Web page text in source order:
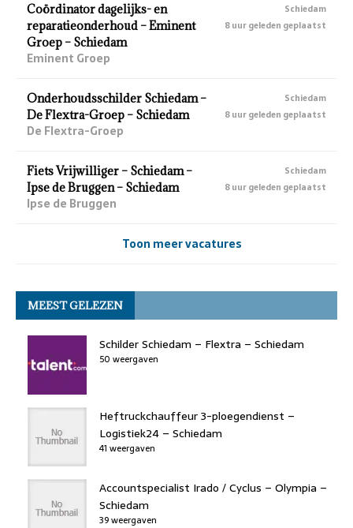
Coördinator dagelijks- en
reparatieonderhoud – Eminent
Groep – Schiedam
Eminent Groep
Schiedam
8 uur geleden geplaatst
Onderhoudsschilder Schiedam –
De Flextra-Groep – Schiedam
De Flextra-Groep
Schiedam
8 uur geleden geplaatst
Fiets Vrijwilliger – Schiedam –
Ipse de Bruggen – Schiedam
Ipse de Bruggen
Schiedam
8 uur geleden geplaatst
Toon meer vacatures
MEEST GELEZEN
Schilder Schiedam – Flextra – Schiedam
50 weergaven
Heftruckchauffeur 3-ploegendienst –
Logistiek24 – Schiedam
41 weergaven
Accountspecialist Irado / Cyclus – Olympia –
Schiedam
39 weergaven